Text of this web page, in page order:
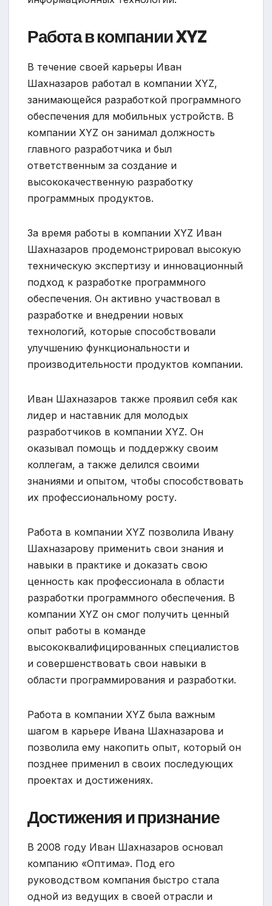
Работа в компании XYZ
В течение своей карьеры Иван
Шахназаров работал в компании XYZ,
занимающейся разработкой программного
обеспечения для мобильных устройств. В
компании XYZ он занимал должность
главного разработчика и был
ответственным за создание и
высококачественную разработку
программных продуктов.
За время работы в компании XYZ Иван
Шахназаров продемонстрировал высокую
техническую экспертизу и инновационный
подход к разработке программного
обеспечения. Он активно участвовал в
разработке и внедрении новых
технологий, которые способствовали
улучшению функциональности и
производительности продуктов компании.
Иван Шахназаров также проявил себя как
лидер и наставник для молодых
разработчиков в компании XYZ. Он
оказывал помощь и поддержку своим
коллегам, а также делился своими
знаниями и опытом, чтобы способствовать
их профессиональному росту.
Работа в компании XYZ позволила Ивану
Шахназарову применить свои знания и
навыки в практике и доказать свою
ценность как профессионала в области
разработки программного обеспечения. В
компании XYZ он смог получить ценный
опыт работы в команде
высококвалифицированных специалистов
и совершенствовать свои навыки в
области программирования и разработки.
Работа в компании XYZ была важным
шагом в карьере Ивана Шахназарова и
позволила ему накопить опыт, который он
позднее применил в своих последующих
проектах и достижениях.
Достижения и признание
В 2008 году Иван Шахназаров основал
компанию «Оптима». Под его
руководством компания быстро стала
одной из ведущих в своей отрасли и